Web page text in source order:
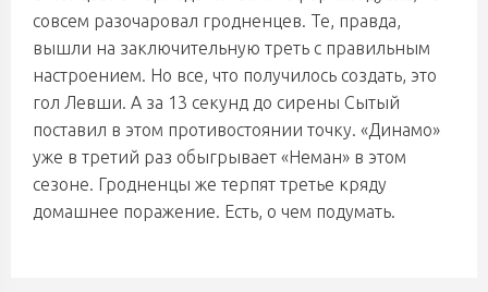
совсем разочаровал гродненцев. Те, правда,
вышли на заключительную треть с правильным
настроением. Но все, что получилось создать, это
гол Левши. А за 13 секунд до сирены Сытый
поставил в этом противостоянии точку. «Динамо»
уже в третий раз обыгрывает «Неман» в этом
сезоне. Гродненцы же терпят третье кряду
домашнее поражение. Есть, о чем подумать.